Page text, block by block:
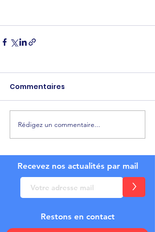
Commentaires
Rédigez un commentaire...
Recevez nos actualités par mail
>
Restons en contact